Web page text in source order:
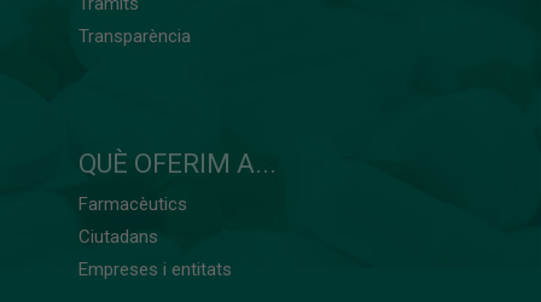
Transparència
QUÈ OFERIM A...
Farmacèutics
Ciutadans
Empreses i entitats